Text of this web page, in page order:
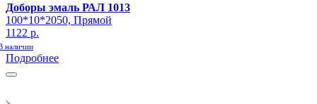
Доборы эмаль РАЛ 1013
100*10*2050, Прямой
1122 р.
наличии
Подробнее